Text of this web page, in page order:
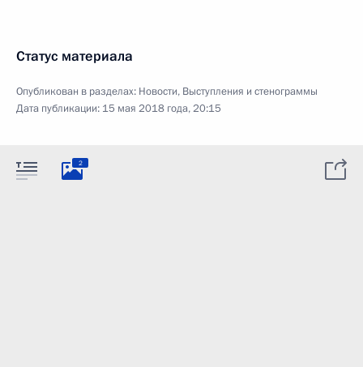
Статус материала
Опубликован в разделах: Новости, Выступления и стенограммы
Дата публикации: 15 мая 2018 года, 20:15
2